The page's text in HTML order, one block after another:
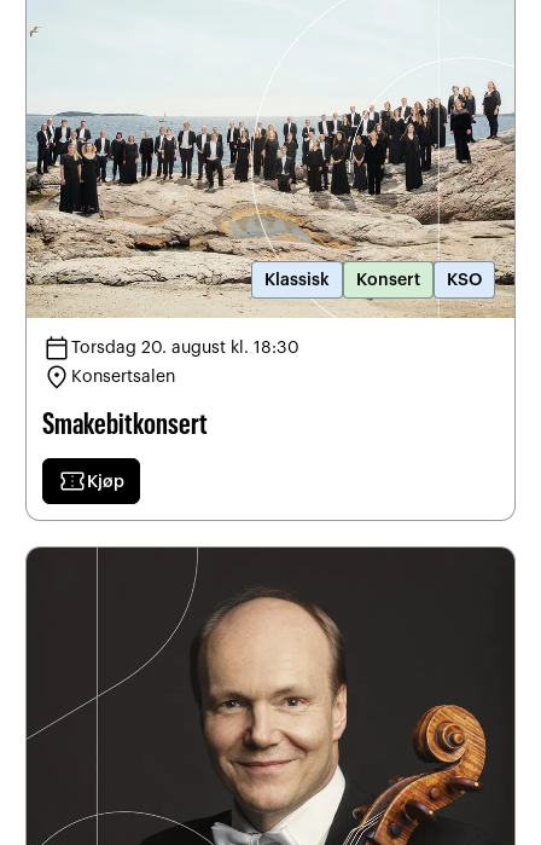
Klassisk Konsert KSO
calendar_today Torsdag 20. august kl. 18:30
location_on Konsertsalen
Smakebitkonsert
confirmation_number Kjøp